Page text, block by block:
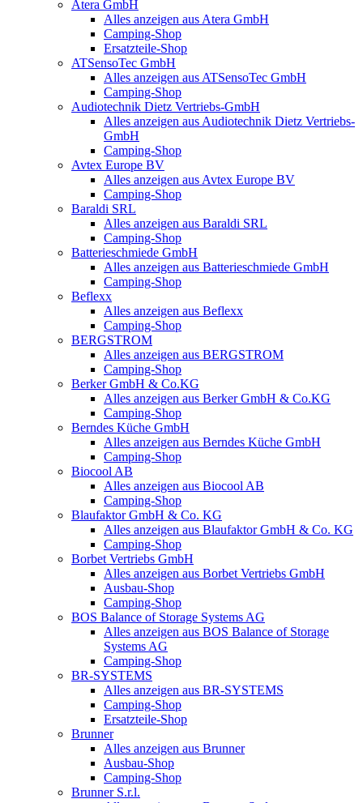
Atera GmbH
Alles anzeigen aus Atera GmbH
Camping-Shop
Ersatzteile-Shop
ATSensoTec GmbH
Alles anzeigen aus ATSensoTec GmbH
Camping-Shop
Audiotechnik Dietz Vertriebs-GmbH
Alles anzeigen aus Audiotechnik Dietz Vertriebs-
GmbH
Camping-Shop
Avtex Europe BV
Alles anzeigen aus Avtex Europe BV
Camping-Shop
Baraldi SRL
Alles anzeigen aus Baraldi SRL
Camping-Shop
Batterieschmiede GmbH
Alles anzeigen aus Batterieschmiede GmbH
Camping-Shop
Beflexx
Alles anzeigen aus Beflexx
Camping-Shop
BERGSTROM
Alles anzeigen aus BERGSTROM
Camping-Shop
Berker GmbH & Co.KG
Alles anzeigen aus Berker GmbH & Co.KG
Camping-Shop
Berndes Küche GmbH
Alles anzeigen aus Berndes Küche GmbH
Camping-Shop
Biocool AB
Alles anzeigen aus Biocool AB
Camping-Shop
Blaufaktor GmbH & Co. KG
Alles anzeigen aus Blaufaktor GmbH & Co. KG
Camping-Shop
Borbet Vertriebs GmbH
Alles anzeigen aus Borbet Vertriebs GmbH
Ausbau-Shop
Camping-Shop
BOS Balance of Storage Systems AG
Alles anzeigen aus BOS Balance of Storage
Systems AG
Camping-Shop
BR-SYSTEMS
Alles anzeigen aus BR-SYSTEMS
Camping-Shop
Ersatzteile-Shop
Brunner
Alles anzeigen aus Brunner
Ausbau-Shop
Camping-Shop
Brunner S.r.l.